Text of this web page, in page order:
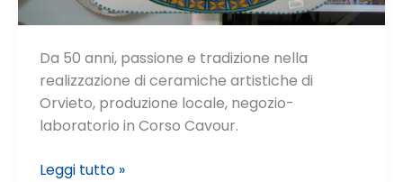
Da 50 anni, passione e tradizione nella
realizzazione di ceramiche artistiche di
Orvieto, produzione locale, negozio-
laboratorio in Corso Cavour.
Ceramiche
Leggi tutto »